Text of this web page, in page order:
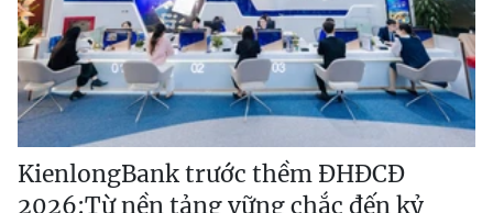
KienlongBank trước thềm ĐHĐCĐ
2026:Từ nền tảng vững chắc đến kỷ